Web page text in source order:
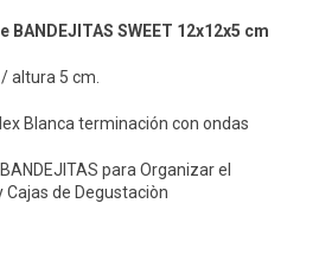
SWEET 12x12x5 cm
altura 5 cm.
Blanca terminación con ondas
para Organizar el
Cajas de Degustaciòn